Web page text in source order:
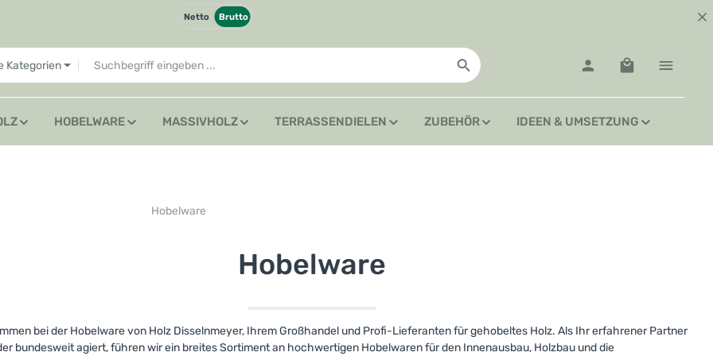
Netto Brutto
Kategorien
Warenkorb
HOBELWARE MASSIVHOLZ TERRASSENDIELEN ZUBEHÖR IDEEN & UMSETZUNG
Hobelware
Hobelware
bei der Hobelware von Holz Disselnmeyer, Ihrem Großhandel und Profi-Lieferanten für gehobeltes Holz. Als Ihr erfahrener Partner
bundesweit agiert, führen wir ein breites Sortiment an hochwertigen Hobelwaren für den Innenausbau, Holzbau und die